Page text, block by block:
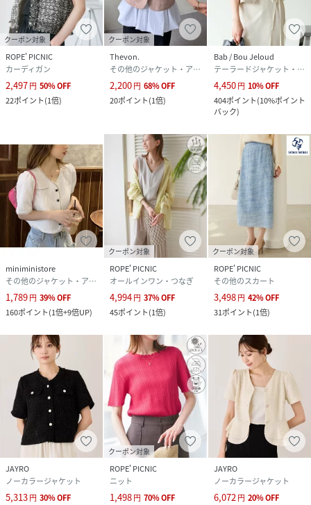
クーポン対象
ROPE' PICNIC
カーディガン
2,497円 50%OFF
22ポイント(1倍)
クーポン対象
Thevon.
その他のジャケット・アウター
2,200円 68%OFF
20ポイント(1倍)
Bab / Bou Jeloud
テーラードジャケット・ブレザー
4,450円 10%OFF
404ポイント(10%ポイント
バック)
miniministore
その他のジャケット・アウター
1,789円 39%OFF
160ポイント(1倍+9倍UP)
クーポン対象
ROPE' PICNIC
オールインワン・つなぎ
4,994円 37%OFF
45ポイント(1倍)
クーポン対象
ROPE' PICNIC
その他のスカート
3,498円 42%OFF
31ポイント(1倍)
JAYRO
ノーカラージャケット
5,313円 30%OFF
クーポン対象
ROPE' PICNIC
ニット
1,498円 70%OFF
JAYRO
ノーカラージャケット
6,072円 20%OFF